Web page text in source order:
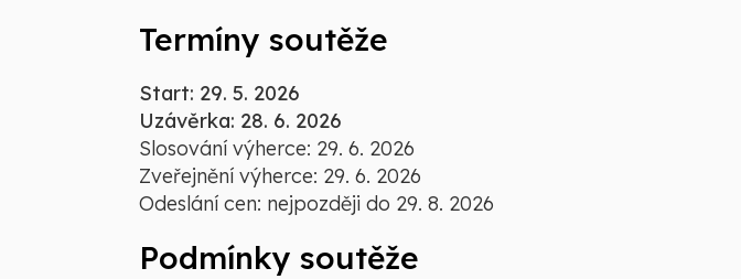
Termíny soutěže
Start: 29. 5. 2026
Uzávěrka: 28. 6. 2026
Slosování výherce: 29. 6. 2026
Zveřejnění výherce: 29. 6. 2026
Odeslání cen: nejpozději do 29. 8. 2026
Podmínky soutěže